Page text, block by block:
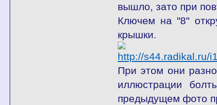
вышло, зато при
Ключем на "8"
крышки.
При этом они
иллюстрации
предыдущем фото